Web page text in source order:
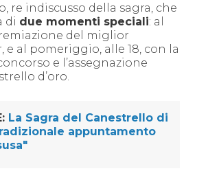
re indiscusso della sagra, che
di due momenti speciali: al
del miglior
al pomeriggio, alle 18, con la
e l’assegnazione
d’oro.
La Sagra del Canestrello di
appuntamento